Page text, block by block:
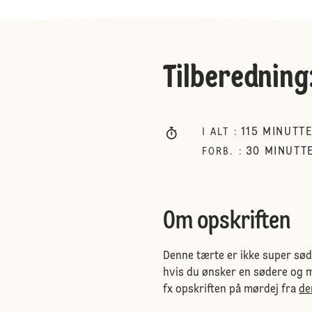
Tilberedning
I ALT : 115
FORB. : 30
Om opskriften
Denne tærte er ikke super
hvis du ønsker en sødere og
fx opskriften på mørdej fra